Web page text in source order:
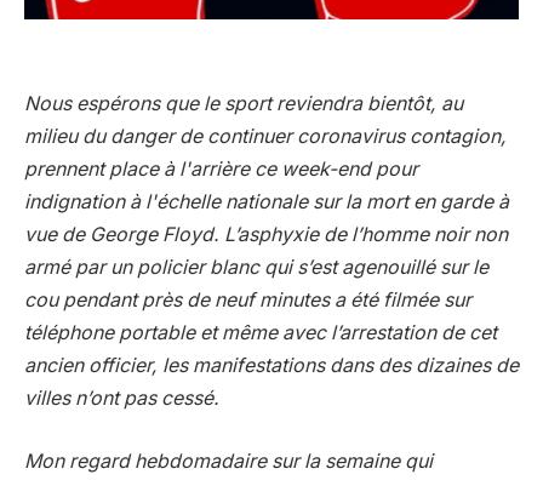
Nous espérons que le sport reviendra bientôt, au
milieu du danger de continuercoronavirus contagion,
prennent place à l'arrière ce week-end pour
indignation à l'échelle nationale sur la mort en garde à
vue de George Floyd. L’asphyxie de l’homme noir non
armé par un policier blanc qui s’est agenouillé sur le
cou pendant près de neuf minutes a été filmée sur
téléphone portable et même avec l’arrestation de cet
ancien officier, les manifestations dans des dizaines de
villes n’ont pas cessé.
Mon regard hebdomadaire sur la semaine qui